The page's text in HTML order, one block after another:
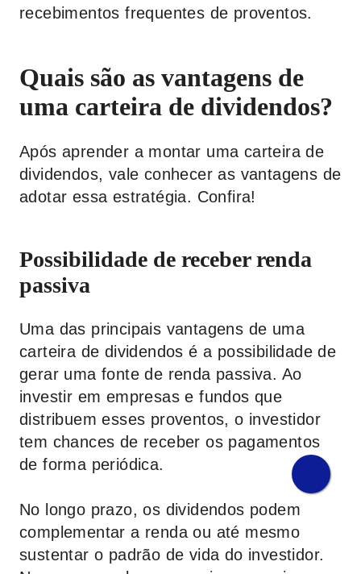
recebimentos frequentes de proventos.
Quais são as vantagens de
uma carteira de dividendos?
Após aprender a montar uma carteira de
dividendos, vale conhecer as vantagens de
adotar essa estratégia. Confira!
Possibilidade de receber renda
passiva
Uma das principais vantagens de uma
carteira de dividendos é a possibilidade de
gerar uma fonte de renda passiva. Ao
investir em empresas e fundos que
distribuem esses proventos, o investidor
tem chances de receber os pagamentos
de forma periódica.
No longo prazo, os dividendos podem
complementar a renda ou até mesmo
sustentar o padrão de vida do investidor.